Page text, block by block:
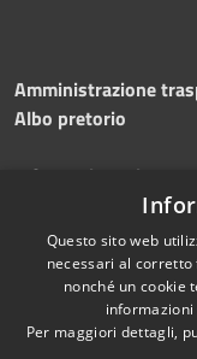
Amministrazione
Albo pretorio
Informativa privacy
Dichiarazione di
Questo sito web
necessari al
nonché un cookie
Per maggiori dettagli,